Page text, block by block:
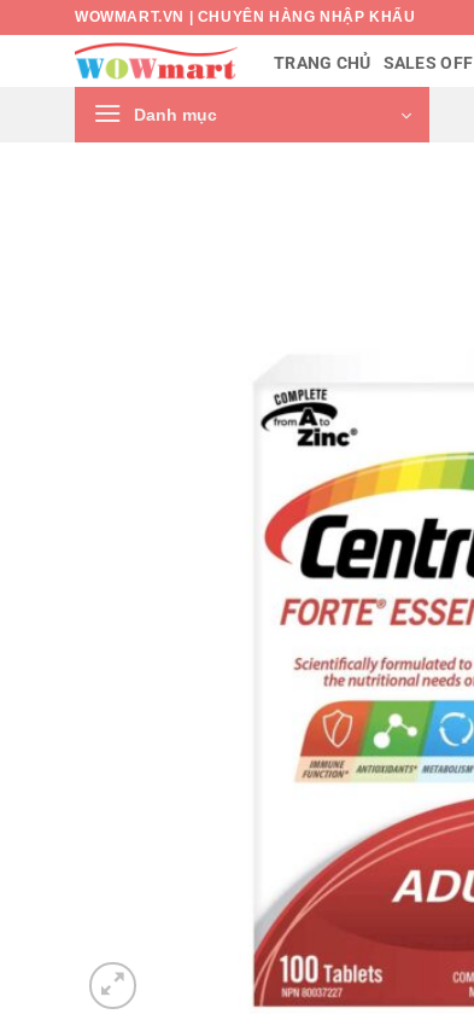
WOWMART.VN | CHUYÊN HÀNG NHẬP KHẨU
TRANG CHỦ SALES OFF
Danh mục